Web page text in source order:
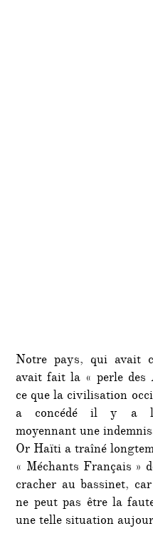
Notre pays, qui avait
avait fait la « perle
ce que la civilisation
a concédé il y a
moyennant une
Or Haïti a traîné
« Méchants Français »
cracher au bassinet,
ne peut pas être la
une telle situation